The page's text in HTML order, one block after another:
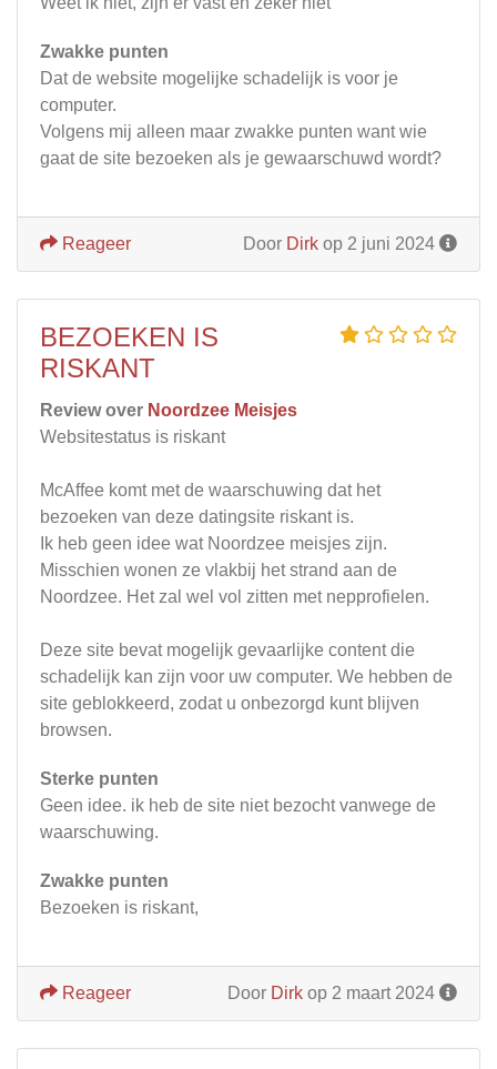
Zwakke punten
Dat de website mogelijke schadelijk is voor je
computer.
Volgens mij alleen maar zwakke punten want wie
gaat de site bezoeken als je gewaarschuwd wordt?
Door Dirk op 2 juni 2024
Reageer
BEZOEKEN IS
RISKANT
Review over Noordzee Meisjes
Websitestatus is riskant
McAffee komt met de waarschuwing dat het
bezoeken van deze datingsite riskant is.
Ik heb geen idee wat Noordzee meisjes zijn.
Misschien wonen ze vlakbij het strand aan de
Noordzee. Het zal wel vol zitten met nepprofielen.
Deze site bevat mogelijk gevaarlijke content die
schadelijk kan zijn voor uw computer. We hebben de
site geblokkeerd, zodat u onbezorgd kunt blijven
browsen.
Sterke punten
Geen idee. ik heb de site niet bezocht vanwege de
waarschuwing.
Zwakke punten
Bezoeken is riskant,
Door Dirk op 2 maart 2024
Reageer